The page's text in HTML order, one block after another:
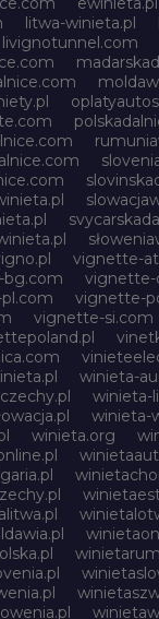
litwa-winieta.pl
livignotunnel.com
vignette-
vignette-
vignette-
vignette-si.com
winieta-
winieta-
winieta-
winieta.org